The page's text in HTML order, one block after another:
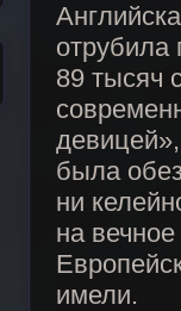
отрубила
89 тысяч
была
ни
на
имели.